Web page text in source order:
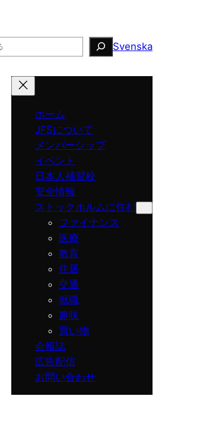
Svenska
ホーム
JFSについて
メンバーシップ
イベント
日本人補習校
安全情報
ストックホルムに住む
ファイナンス
医療
教育
住居
交通
就職
趣味
買い物
会報誌
広告配信
お問い合わせ